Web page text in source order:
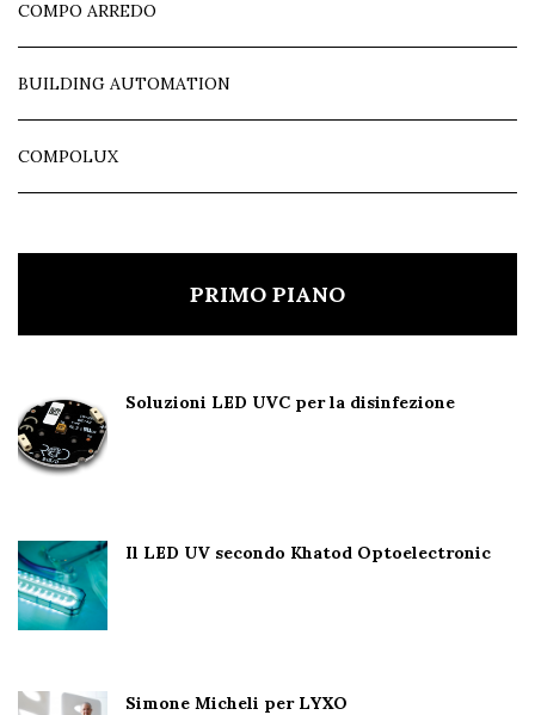
COMPO ARREDO
BUILDING AUTOMATION
COMPOLUX
PRIMO PIANO
Soluzioni LED UVC per la disinfezione
Il LED UV secondo Khatod Optoelectronic
Simone Micheli per LYXO